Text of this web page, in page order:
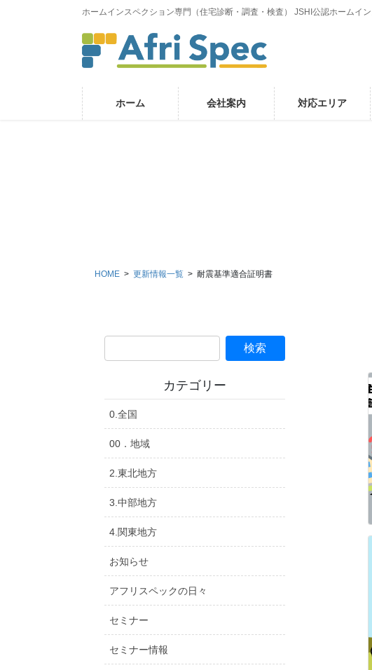
ホームインスペクション専門（住宅診断・調査・検査） JSHI公認ホームイン
ホーム 会社案内 対応エリア
HOME 更新情報一覧 耐震基準適合証明書
カテゴリー
0.全国
00．地域
2.東北地方
3.中部地方
4.関東地方
お知らせ
アフリスペックの日々
セミナー
セミナー情報